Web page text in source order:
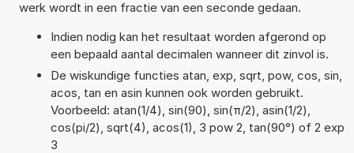
werk wordt in een fractie van een seconde gedaan.
Indien nodig kan het resultaat worden afgerond op
een bepaald aantal decimalen wanneer dit zinvol is.
De wiskundige functies atan, exp, sqrt, pow, cos, sin,
acos, tan en asin kunnen ook worden gebruikt.
Voorbeeld: atan(1/4), sin(90), sin(π/2), asin(1/2),
cos(pi/2), sqrt(4), acos(1), 3 pow 2, tan(90°) of 2 exp
3